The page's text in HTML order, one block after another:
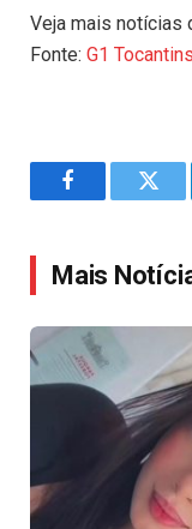
Veja mais notícias
Fonte: G1 Tocantins
Facebook
Mais